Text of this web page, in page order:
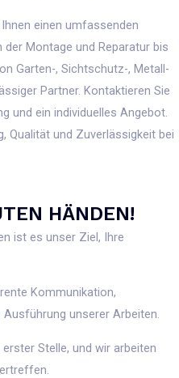
einen umfassenden
Montage und Reparatur bis
Garten-, Sichtschutz-, Metall-
Partner. Kontaktieren Sie
und ein individuelles Angebot.
Qualität und Zuverlässigkeit bei
HÄNDEN!
ist es unser Ziel, Ihre
Kommunikation,
unserer Arbeiten.
Stelle, und wir arbeiten